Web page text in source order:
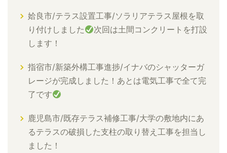
姶良市/テラス設置工事/ソラリアテラス屋根を取
り付けしました
次回は土間コンクリートを打設
します！
指宿市/新築外構工事進捗/イナバのシャッターガ
レージが完成しました！あとは電気工事で全て完
了です
鹿児島市/既存テラス補修工事/大学の敷地内にあ
るテラスの破損した支柱の取り替え工事を担当し
ました！